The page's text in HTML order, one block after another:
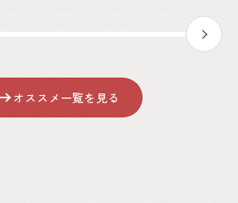
オススメ一覧を見る